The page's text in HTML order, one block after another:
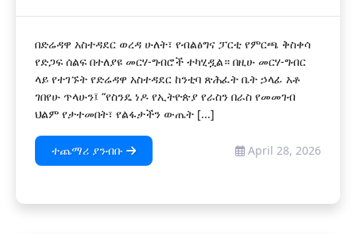
በድሬዳዋ አስተዳደር ወረዳ ሁለት፣ የብልፅግና ፓርቲ የምርጫ ቅስቀሳ
የድጋፍ ሰልፍ በተለያዩ መርሃ-ግብሮች ተካሂዷል። በዚሁ መርሃ-ግብር
ላይ የተገኙት የድሬዳዋ አስተዳደር ከንቲባ ጽሕፈት ቤት ኃላፊ አቶ
ገበየሁ ጥላሁን፤ “የስንዴ ነዶ የኢትዮጵያ የራስን በራስ የመመገብ
ህልም የታተመበት፣ የልፋታችን ውጤት [...]
ተጨማሪ ያንብቡ April 28, 2026